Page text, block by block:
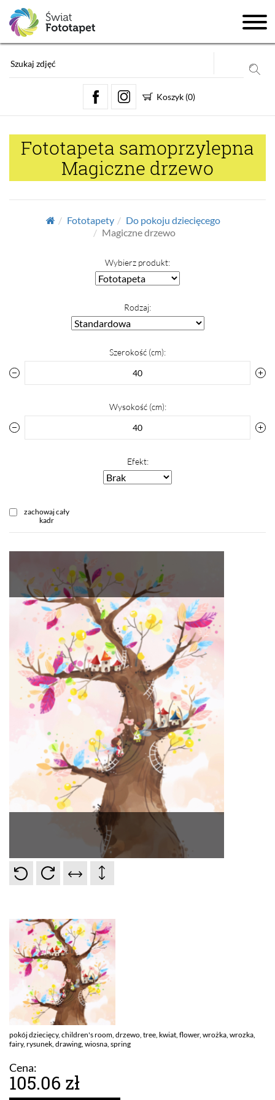
Koszyk (0)
Fototapeta samoprzylepna
Magiczne drzewo
Fototapety
Do pokoju dziecięcego
Magiczne drzewo
Wybierz produkt:
Rodzaj:
Szerokość (cm):
Wysokość (cm):
Efekt:
zachowaj cały
kadr
pokój dziecięcy, children's room, drzewo, tree, kwiat, flower, wrożka, wrozka,
fairy, rysunek, drawing, wiosna, spring
Cena:
105.06 zł